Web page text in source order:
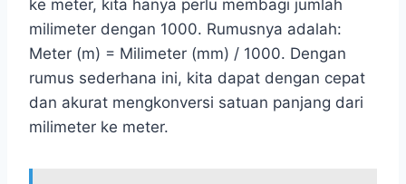
ke meter, kita hanya perlu membagi jumlah
milimeter dengan 1000. Rumusnya adalah:
Meter (m) = Milimeter (mm) / 1000. Dengan
rumus sederhana ini, kita dapat dengan cepat
dan akurat mengkonversi satuan panjang dari
milimeter ke meter.